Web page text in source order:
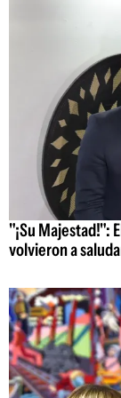
"¡Su Majestad!":
volvieron a